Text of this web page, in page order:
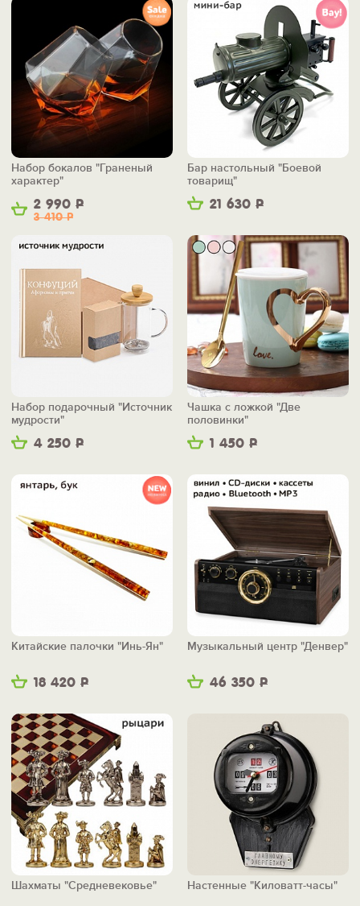
2 990 Р
3 410Р
Набор бокалов "Граненый
характер"
21 630 Р
Бар настольный "Боевой
товарищ"
4 250 Р
Набор подарочный "Источник
мудрости"
1 450 Р
Чашка с ложкой "Две
половинки"
18 420 Р
Китайские палочки "Инь-Ян"
46 350 Р
Музыкальный центр "Денвер"
Шахматы "Средневековье" Настенные "Киловатт-часы"